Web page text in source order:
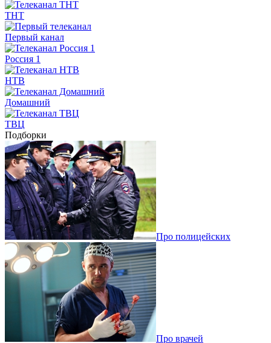
ТНТ
Первый канал
Россия 1
НТВ
Домашний
ТВЦ
Подборки
Про полицейских
Про врачей